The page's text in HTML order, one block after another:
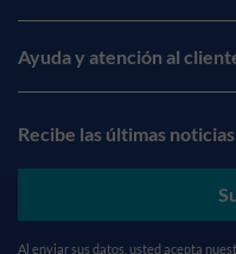
Ayuda y atención al
Recibe las últimas noticias
Al enviar sus datos, usted acepta